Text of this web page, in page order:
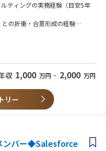
題の特定から事業変革の実行ま
ーです。
コミットし、自社の成長を牽引
ケーションシステム(KCCS)と当
の人材交流を行っています。そ
ンシャルを見極め、中長期的な
ティングの実務経験（目安5年
の折衝・合意形成の経験
）」を描き、数千万円規模以
た経験
（エンジニア、パートナー等）
（戦略・業務・IT）
ッチセールス経験
収 1,000 万円 ~ 2,000 万円
リー
ンバー◆Salesforce